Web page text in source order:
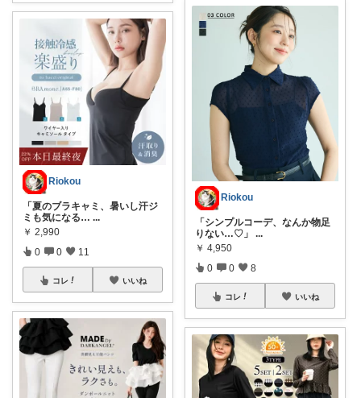
Riokou
「夏のブラキャミ、暑いし汗ジ
ミも気になる… ...
￥ 2,990
0 0 11
コレ いいね
Riokou
「シンプルコーデ、なんか物足
りない…♡」 ...
￥ 4,950
0 0 8
コレ いいね